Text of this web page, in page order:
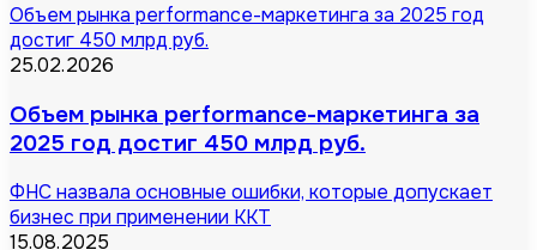
Объем рынка performance-маркетинга за 2025 год
достиг 450 млрд руб.
25.02.2026
Объем рынка performance-маркетинга за
2025 год достиг 450 млрд руб.
ФНС назвала основные ошибки, которые допускает
бизнес при применении ККТ
15.08.2025